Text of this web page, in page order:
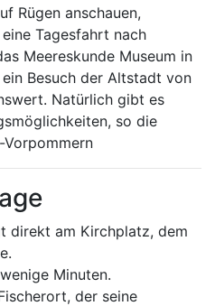
Rügen anschauen,
Tagesfahrt nach
Meereskunde Museum in
Besuch der Altstadt von
Natürlich gibt es
so die
direkt am Kirchplatz, dem
Minuten.
der seine